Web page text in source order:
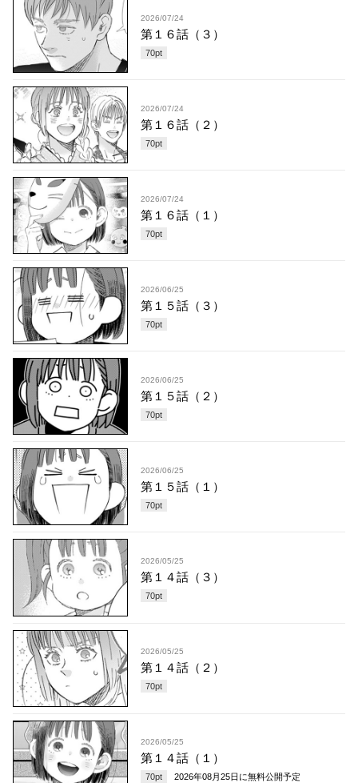
2026/07/24
第１６話（３）
70pt
2026/07/24
第１６話（２）
70pt
2026/07/24
第１６話（１）
70pt
2026/06/25
第１５話（３）
70pt
2026/06/25
第１５話（２）
70pt
2026/06/25
第１５話（１）
70pt
2026/05/25
第１４話（３）
70pt
2026/05/25
第１４話（２）
70pt
2026/05/25
第１４話（１）
70pt 2026年08月25日 に無料公開予定